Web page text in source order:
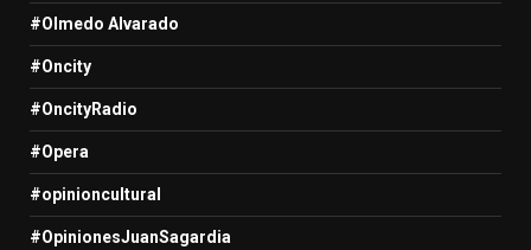
#Olmedo Alvarado
#Oncity
#OncityRadio
#Opera
#opinioncultural
#OpinionesJuanSagardia